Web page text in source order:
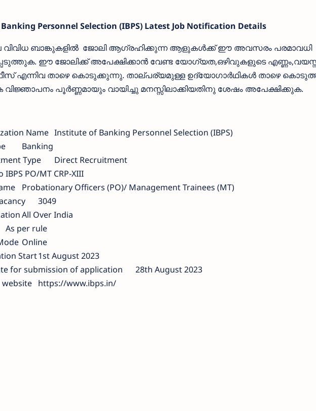
Personnel Selection (IBPS) Latest Job Notification Details
വിവിധ ബാങ്കുകളില്‍ ജോലി ആഗ്രഹിക്കുന്ന ആളുകള്‍ക്ക് ഈ അവസരം പരമാവധി
ഈ ജോലിക്ക് അപേക്ഷിക്കാന്‍ വേണ്ട യോഗ്യത,ഒഴിവുകളുടെ
എന്നിവ താഴെ കൊടുക്കുന്നു. താല്പര്യമുള്ള ഉദ്യോഗാര്‍ഥികള്‍ താഴെ
പൂര്‍ണ്ണമായും വായിച്ചു മനസ്സിലാക്കിയതിനു ശേഷം അപേക്ഷിക്കുക.
Name Institute of Banking Personnel Selection (IBPS)
Banking
Type
Direct Recruitment
IBPS PO/MT CRP-XIII
Probationary Officers (PO)/ Management Trainees (MT)
3049
All Over India
As per rule
Online
Start1st August 2023
for submission of application
28th August 2023
https://www.ibps.in/